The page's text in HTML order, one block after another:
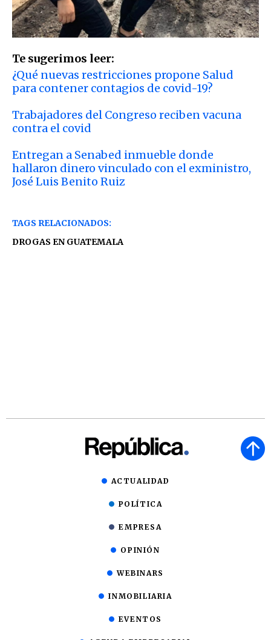
Te sugerimos leer:
¿Qué nuevas restricciones propone Salud
para contener contagios de covid-19?
Trabajadores del Congreso reciben vacuna
contra el covid
Entregan a Senabed inmueble donde
hallaron dinero vinculado con el exministro,
José Luis Benito Ruiz
TAGS RELACIONADOS:
DROGAS EN GUATEMALA
ACTUALIDAD
POLÍTICA
EMPRESA
OPINIÓN
WEBINARS
INMOBILIARIA
EVENTOS